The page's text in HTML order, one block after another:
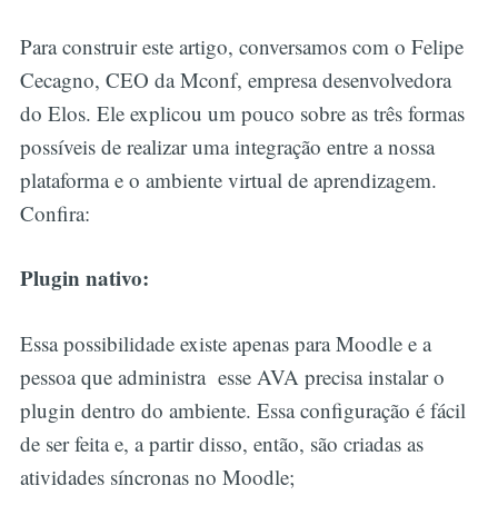
Para construir este artigo, conversamos com o Felipe
Cecagno, CEO da Mconf, empresa desenvolvedora
do Elos. Ele explicou um pouco sobre as três formas
possíveis de realizar uma integração entre a nossa
plataforma e o ambiente virtual de aprendizagem.
Confira:
Plugin nativo:
Essa possibilidade existe apenas para Moodle e a
pessoa que administra esse AVA precisa instalar o
plugin dentro do ambiente. Essa configuração é fácil
de ser feita e, a partir disso, então, são criadas as
atividades síncronas no Moodle;